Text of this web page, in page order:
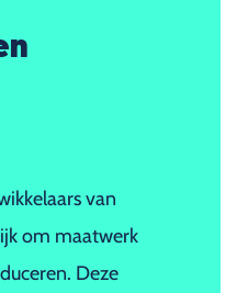
van
om maatwerk
Deze